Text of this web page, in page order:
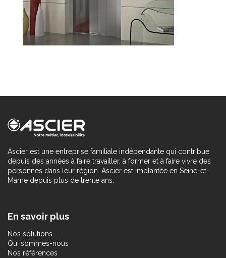
Ascier est une entreprise familiale indépendante qui contribue
depuis des années à faire travailler, à former et à faire vivre des
personnes dans leur région. Ascier est implantée en Seine-et-
Marne depuis plus de trente ans.
En savoir plus
Nos solutions
Qui sommes-nous
Nos références